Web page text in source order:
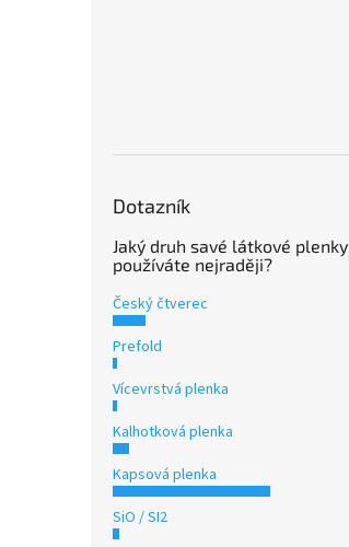
Dotazník
Jaký druh savé látkové plenky
používáte nejraději?
Český čtverec
Prefold
Vícevrstvá plenka
Kalhotková plenka
Kapsová plenka
SiO / SI2